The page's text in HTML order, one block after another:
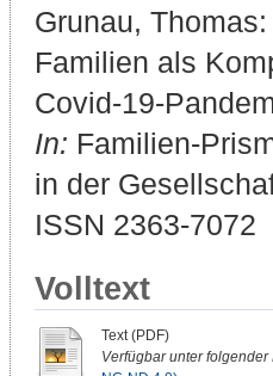
Grunau, Thomas:
Familien als
Covid-19-
In: Familien-
in der
ISSN 2363-7072
Volltext
Text (PDF)
Verfügbar unter folgender